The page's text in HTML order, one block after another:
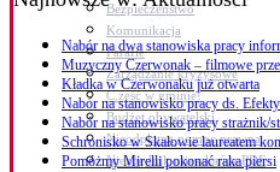
Bezpieczeństwo
Komunikacja
Parafie
Zarządzanie kryzysowe
C.ześć w gminie!
Budżet obywatelski
Nieodpłatna pomoc prawna
Niezbędnik mieszkańca PDF
Nabór na dwa stanowiska pracy
Muzyczny Czerwonak – filmowe
Kładka w Czerwonaku już otwarta
Nabór na stanowisko pracy ds.
Nabór na stanowisko pracy strażnik/
Schronisko w Skałowie laureatem
Pomóżmy Mirelli pokonać raka piersi